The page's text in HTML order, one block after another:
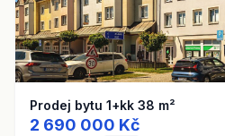
Prodej bytu 1+kk 38 m²
2 690 000 Kč